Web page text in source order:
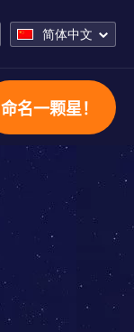
简体中文
命名一颗星！